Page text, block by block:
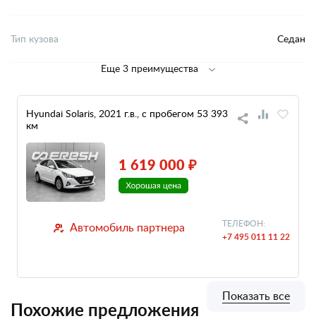
Тип кузова Седан
Еще 3 преимущества
Hyundai Solaris, 2021 г.в., с пробегом 53 393
км
1 619 000 ₽
Автомобиль партнера ТЕЛЕФОН:
+7 495 011 11 22
Похожие предложения
Показать все